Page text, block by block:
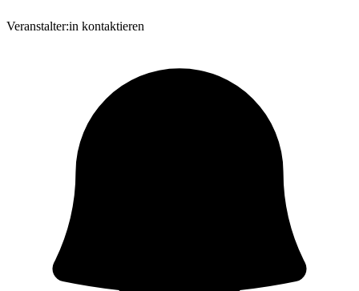
Veranstalter:in kontaktieren